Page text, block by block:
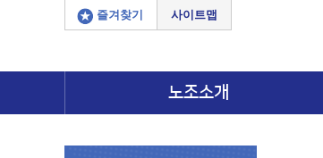
즐겨찾기 사이트맵
노조소개